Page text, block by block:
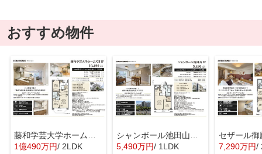
おすすめ物件
藤和学芸大学ホームズ Ⅱ 仲介手数料無料＋50万円現金プレゼント中
1億490万円/ 2LDK
シャンボール池田山 仲介手数料無料＋15万円現金プレゼント中
5,490万円/ 1LDK 7,290万円/